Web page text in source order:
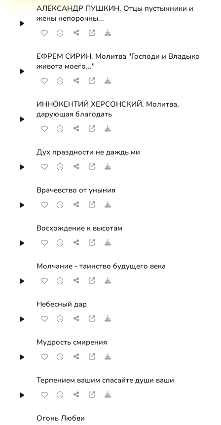
АЛЕКСАНДР ПУШКИН. Отцы пустынники и
жены непорочны...
ЕФРЕМ СИРИН. Молитва "Господи и Владыко
живота моего..."
ИННОКЕНТИЙ ХЕРСОНСКИЙ. Молитва,
дарующая благодать
Дух праздности не даждь ми
Врачевство от уныния
Восхождение к высотам
Молчание - таинство будущего века
Небесный дар
Мудрость смирения
Терпением вашим спасайте души ваши
Огонь Любви